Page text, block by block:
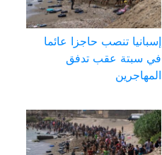
إسبانيا تنصب حاجزا عائما
في سبتة عقب تدفق
المهاجرين